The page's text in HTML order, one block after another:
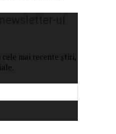
mai recente știri,